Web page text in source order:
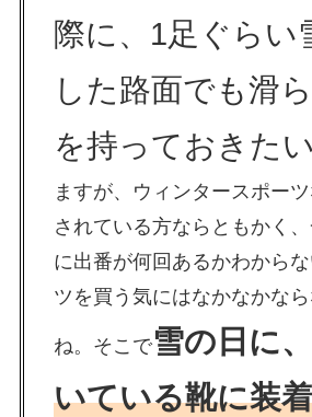
際に、1足ぐらい
した路面でも滑
を持っておきたい
ますが、ウィンタースポー
されている方ならともかく
に出番が何回あるかわから
ツを買う気にはなかなかな
ね。そこで雪の日に、
いている靴に装